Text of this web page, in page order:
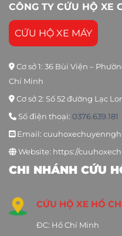
CÔNG TY CỨU HỘ XE
CỨU HỘ XE MÁY
Cơ sở 1: 36 Bùi Viện –
Chí Minh
Cơ sở 2: Số 52 đường Lạc
Số điện thoại: 0376.639.181
Email:
Website: https://
CHI NHÁNH CỨU
CỨU HỘ XE HỒ
ĐC: Hồ Chí Minh